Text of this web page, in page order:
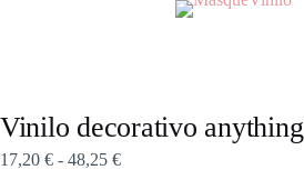
Vinilo decorativo anything
17,20 € - 48,25 €